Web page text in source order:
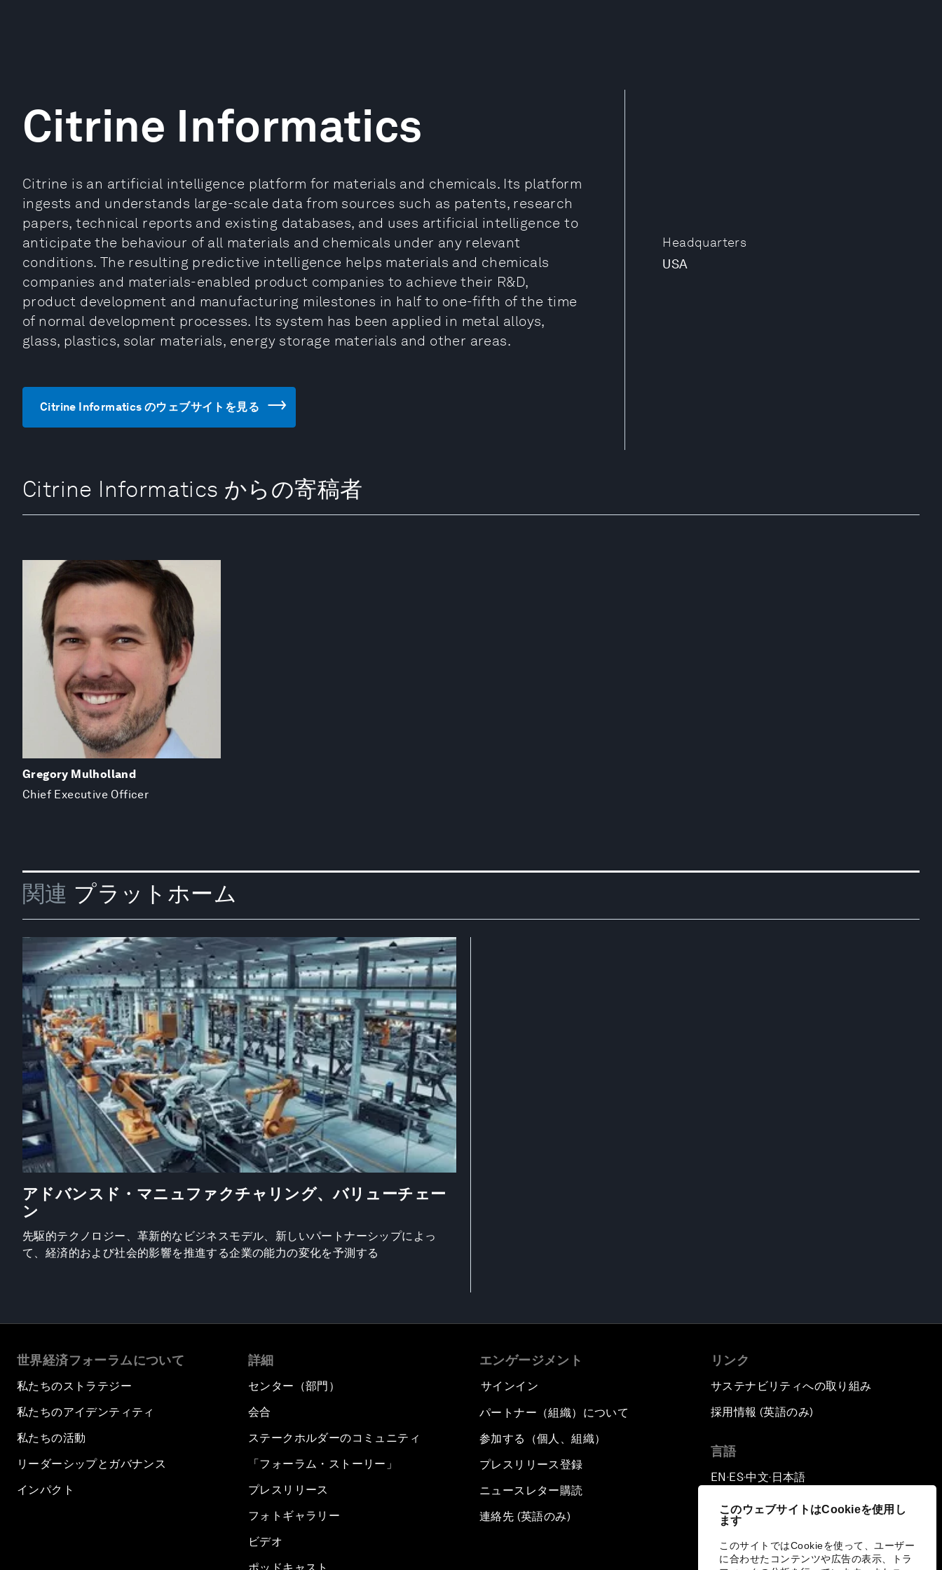
このウェブサイトはCookieを使用し
ます
このサイトではCookieを使って、ユーザー
に合わせたコンテンツや広告の表示、トラ
Headquarters
USA
Citrine Informatics
Citrine is an artificial intelligence platform for materials and chemicals. Its platform
ingests and understands large-scale data from sources such as patents, research
papers, technical reports and existing databases, and uses artificial intelligence to
anticipate the behaviour of all materials and chemicals under any relevant
conditions. The resulting predictive intelligence helps materials and chemicals
companies and materials-enabled product companies to achieve their R&D,
product development and manufacturing milestones in half to one-fifth of the time
of normal development processes. Its system has been applied in metal alloys,
glass, plastics, solar materials, energy storage materials and other areas.
Citrine Informatics のウェブサイトを見る
Citrine Informatics からの寄稿者
Gregory Mulholland
Chief Executive Officer
関連 プラットホーム
アドバンスド・マニュファクチャリング、バリューチェー
ン
先駆的テクノロジー、革新的なビジネスモデル、新しいパートナーシップによっ
て、経済的および社会的影響を推進する企業の能力の変化を予測する
世界経済フォーラムについて
私たちのストラテジー
私たちのアイデンティティ
私たちの活動
リーダーシップとガバナンス
インパクト
詳細
センター（部門）
会合
ステークホルダーのコミュニティ
「フォーラム・ストーリー」
プレスリリース
フォトギャラリー
ビデオ
エンゲージメント
サインイン
パートナー（組織）について
参加する（個人、組織）
プレスリリース登録
ニュースレター購読
連絡先 (英語のみ)
リンク
サステナビリティへの取り組み
採用情報 (英語のみ)
言語
EN ▪ ES▪中文▪ 日本語